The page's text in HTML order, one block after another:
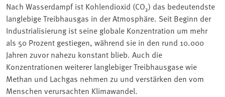
Nach Wasserdampf ist Kohlendioxid (CO₂) das bedeutendste
langlebige Treibhausgas in der Atmosphäre. Seit Beginn der
Industrialisierung ist seine globale Konzentration um mehr
als 50 Prozent gestiegen, während sie in den rund 10.000
Jahren zuvor nahezu konstant blieb. Auch die
Konzentrationen weiterer langlebiger Treibhausgase wie
Methan und Lachgas nehmen zu und verstärken den vom
Menschen verursachten Klimawandel.